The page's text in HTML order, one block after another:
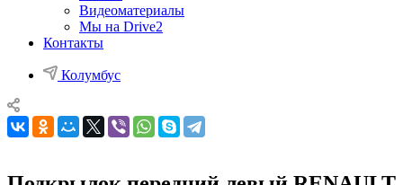
Видеоматериалы
Мы на Drive2
Контакты
Колумбус